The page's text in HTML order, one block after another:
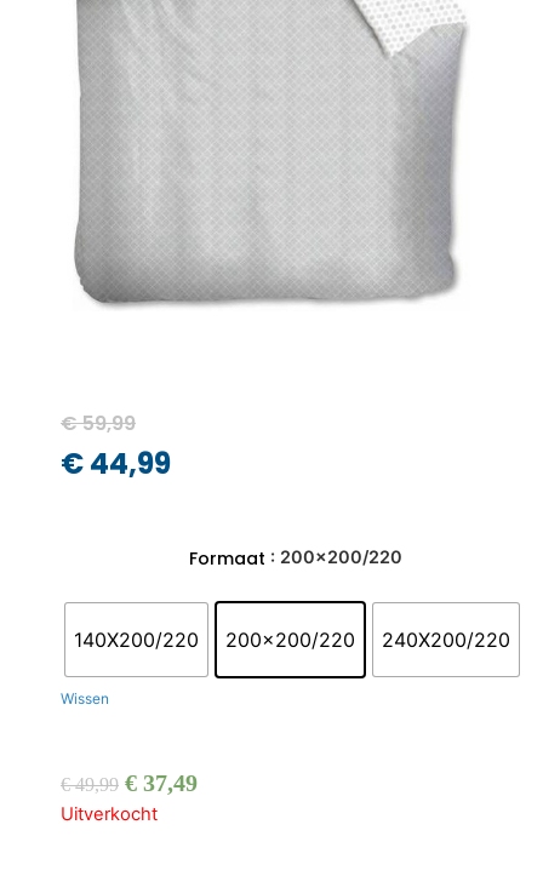
€59,99
€44,99
Formaat : 200x200/220
140X200/220 200x200/220 240X200/220
Wissen
€49,99 € 37,49
Uitverkocht